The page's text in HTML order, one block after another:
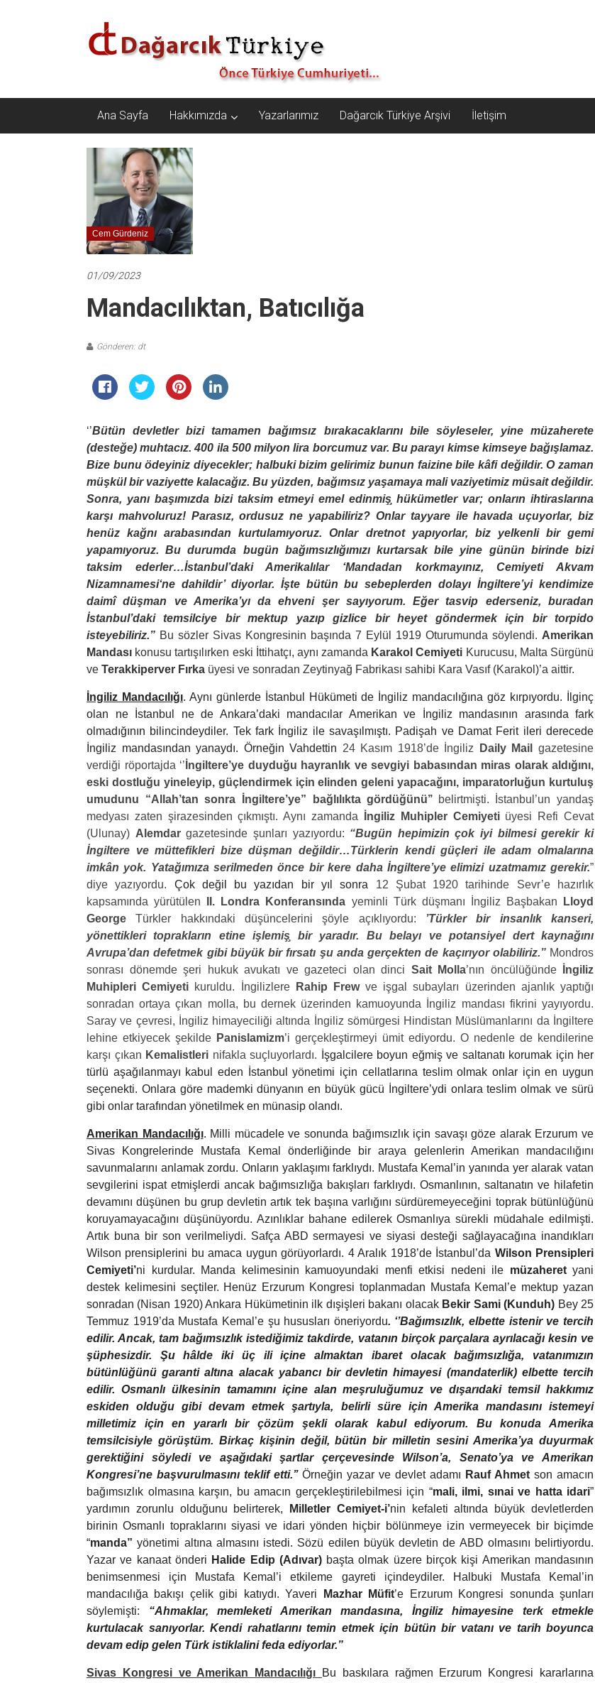
Dağarcık
Türkiye
Türkiye
Cumhuriyeti…
Ana Sayfa Hakkımızda Yazarlarımız Dağarcık Türkiye Arşivi İletişim
Cem Gürdeniz
01/09/2023
Mandacılıktan, Batıcılığa
Gönderen: dt
‘’Bütün devletler bizi tamamen bağımsız bırakacaklarını bile söyleseler, yine müzaherete
(desteğe) muhtacız. 400 ila 500 milyon lira borcumuz var. Bu parayı kimse kimseye bağışlamaz.
Bize bunu ödeyiniz diyecekler; halbu­ki bizim gelirimiz bunun faizine bile kâfi değildir. O zaman
müşkül bir vaziyette kalacağız. Bu yüzden, bağımsız yaşamaya mali vaziyetimiz müsait değildir.
Sonra, yanı başımızda bizi taksim etmeyi emel edinmiş̧ hükümetler var; onların ihtiraslarına
karşı mahvoluruz! Parasız, ordusuz ne yapabiliriz? Onlar tayyare ile havada uçuyorlar, biz
henüz kağnı arabasından kurtulamıyo­ruz. Onlar dretnot yapıyorlar, biz yelkenli bir gemi
yapamıyoruz. Bu durumda bugün bağımsızlığımızı kurtarsak bile yine günün birinde bizi
taksim eder­ler…İstanbul’daki Amerikalılar ‘Mandadan korkmayınız, Cemiyeti Akvam
Nizamnamesi‘ne dahildir’ diyorlar. İşte bütün bu sebeplerden dolayı İngiltere’yi kendimize
daimî düşman ve Amerika’yı da ehveni şer sayıyorum. Eğer tasvip ederseniz, buradan
İstanbul’daki temsilciye bir mektup yazıp gizlice bir heyet göndermek için bir torpido
isteyebiliriz.” Bu sözler Sivas Kongresinin başında 7 Eylül 1919 Oturumunda söylendi. Amerikan
Mandası konusu tartışılırken eski İttihatçı, aynı zamanda Karakol Cemiyeti Kurucusu, Malta Sürgünü
ve Terakkiperver Fırka üyesi ve sonradan Zeytinyağ Fabrikası sahibi Kara Vasıf (Karakol)’a aittir.
İngiliz Mandacılığı. Aynı günlerde İstanbul Hükümeti de İngiliz mandacılığına göz kırpıyordu. İlginç
olan ne İstanbul ne de Ankara’daki mandacılar Amerikan ve İngiliz mandasının arasında fark
olmadığının bilincindeydiler. Tek fark İngiliz ile savaşılmıştı. Padişah ve Damat Ferit ileri derecede
İngiliz mandasından yanaydı. Örneğin Vahdettin 24 Kasım 1918’de İngiliz Daily Mail
gazetesine
verdiği röportajda ‘’ İngiltere’ye duyduğu hayranlık ve sevgiyi babasından miras olarak aldığını,
eski dostluğu yineleyip, güçlendirmek için elinden geleni yapacağını, imparatorluğun kurtuluş
umudunu “Allah’tan sonra İngiltere’ye” bağlılıkta gördüğünü’’ belirtmişti. İstanbul’un yandaş
medyası zaten şirazesinden çıkmıştı. Aynı zamanda
İngiliz Muhipler Cemiyetiüyesi Refi Cevat
(Ulunay) Alemdargazetesinde şunları yazıyordu: “Bugün hepimizin çok iyi bilmesi gerekir ki
İngiltere ve müttefikleri bize düşman değildir…Türklerin kendi güçleri ile adam olmalarına
imkân yok. Yatağımıza serilmeden önce bir kere daha İngiltere’ye elimizi uzatmamız gerekir.”
diye yazıyordu. Çok değil bu yazıdan bir yıl sonra 12 Şubat 1920 tarihinde Sevr’e hazırlık
kapsamında yürütülen
II. Londra Konferansında yeminli Türk düşmanı İngiliz Başbakan
Lloyd
George Türkler hakkındaki düşüncelerini şöyle açıklıyordu:
’Türkler bir insanlık kanseri,
yönettikleri toprakların etine işlemiş̧ bir yaradır. Bu belayı ve potansiyel dert kaynağını
Avrupa’dan defetmek gibi büyük bir fırsatı şu anda gerçekten de kaçırıyor olabiliriz.”Mondros
sonrası dönemde şeri hukuk avukatı ve gazeteci olan dinci Sait Molla’nın öncülüğünde
İngiliz
Muhipleri Cemiyeti kuruldu. İngilizlere Rahip Frewve işgal subayları üzerinden ajanlık yaptığı
sonradan ortaya çıkan molla, bu dernek üzerinden kamuoyunda İngiliz mandası fikrini yayıyordu.
Saray ve çevresi, İngiliz himayeciliği altında İngiliz sömürgesi Hindistan Müslümanlarını da İngiltere
lehine etkiyecek şekilde Panislamizm’i gerçekleştirmeyi ümit ediyordu. O nedenle de kendilerine
karşı çıkan Kemalistleri nifakla suçluyorlardı.
İşgalcilere boyun eğmiş ve saltanatı korumak için her
türlü aşağılanmayı kabul eden İstanbul yönetimi için cellatlarına teslim olmak onlar için en uygun
seçenekti. Onlara göre mademki dünyanın en büyük gücü İngiltere’ydi onlara teslim olmak ve sürü
gibi onlar tarafından yönetilmek en münasip olandı.
Amerikan Mandacılığı. Milli mücadele ve sonunda bağımsızlık için savaşı göze alarak Erzurum ve
Sivas Kongrelerinde Mustafa Kemal önderliğinde bir araya gelenlerin Amerikan mandacılığını
savunmalarını anlamak zordu. Onların yaklaşımı farklıydı. Mustafa Kemal’in yanında yer alarak vatan
sevgilerini ispat etmişlerdi ancak bağımsızlığa bakışları farklıydı. Osmanlının, saltanatın ve hilafetin
devamını düşünen bu grup devletin artık tek başına varlığını sürdüremeyeceğini toprak bütünlüğünü
koruyamayacağını düşünüyordu. Azınlıklar bahane edilerek Osmanlıya sürekli müdahale edilmişti.
Artık buna bir son verilmeliydi. Safça ABD sermayesi ve siyasi desteği sağlayacağına inandıkları
Wilson prensiplerini bu amaca uygun görüyorlardı. 4 Aralık 1918’de İstanbul’da Wilson Prensipleri
Cemiyeti’ni kurdular. Manda kelimesinin kamuoyundaki menfi etkisi nedeni ile müzaheretyani
destek kelimesini seçtiler. Henüz Erzurum Kongresi toplanmadan Mustafa Kemal’e mektup yazan
sonradan (Nisan 1920) Ankara Hükümetinin ilk dışişleri bakanı olacak Bekir Sami (Kunduh) Bey 25
Temmuz 1919’da Mustafa Kemal’e şu hususları öneriyordu. ‘’Bağımsızlık, elbette istenir ve tercih
edilir. Ancak, tam bağımsızlık istediğimiz takdirde, vatanın birçok parçalara ayrılacağı kesin ve
şüphesizdir. Şu hâlde iki üç ili içine almaktan ibaret olacak bağımsızlığa, vatanımızın
bütünlüğünü garanti altına alacak yabancı bir devletin himayesi (mandaterlik) elbette tercih
edilir. Osmanlı ülkesinin tamamını içine alan meşruluğumuz ve dışarıdaki temsil hakkımız
eskiden olduğu gibi devam etmek şartıyla, belirli süre için Amerika mandasını istemeyi
milletimiz için en yararlı bir çözüm şekli olarak kabul ediyorum. Bu konuda Amerika
temsilcisiyle görüştüm. Birkaç kişinin değil, bütün bir milletin sesini Amerika’ya duyurmak
gerektiğini söyledi ve aşağıdaki şartlar çerçevesinde Wilson’a, Senato’ya ve Amerikan
Kongresi’ne başvurulmasını teklif etti.’’Örneğin yazar ve devlet adamı Rauf Ahmet son amacın
bağımsızlık olmasına karşın, bu amacın gerçekleştirilebilmesi için “mali, ilmi, sınai ve hatta idari”
yardımın zorunlu olduğunu belirterek,
Milletler Cemiyet-i’nin kefaleti altında büyük devletlerden
birinin Osmanlı topraklarını siyasi ve idari yönden hiçbir bölünmeye izin vermeyecek bir biçimde
“manda” yönetimi altına almasını istedi. Sözü edilen büyük devletin de ABD olmasını belirtiyordu.
Yazar ve kanaat önderi Halide Edip (Adıvar)başta olmak üzere birçok kişi Amerikan mandasının
benimsenmesi için Mustafa Kemal’i etkileme gayreti içindeydiler. Halbuki Mustafa Kemal’in
mandacılığa bakışı çelik gibi katıydı. Yaveri
Mazhar Müfit’e Erzurum Kongresi sonunda şunları
söylemişti: “Ahmaklar, memleketi Amerikan mandasına, İngiliz himayesine terk etmekle
kurtulacak sanıyorlar. Kendi rahatlarını temin etmek için bütün bir vatanı ve tarih boyunca
devam edip gelen Türk istiklalini feda ediyorlar.”
Sivas Kongresi ve Amerikan Mandacılığı
Bu baskılara rağmen Erzurum Kongresi kararlarına